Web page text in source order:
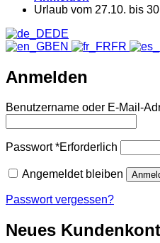
Urlaub vom 27.10. bis
DE
EN
FR
Anmelden
Benutzername oder E-Mail-
Passwort*Erforderlich
Angemeldet bleiben
Passwort vergessen?
Neues